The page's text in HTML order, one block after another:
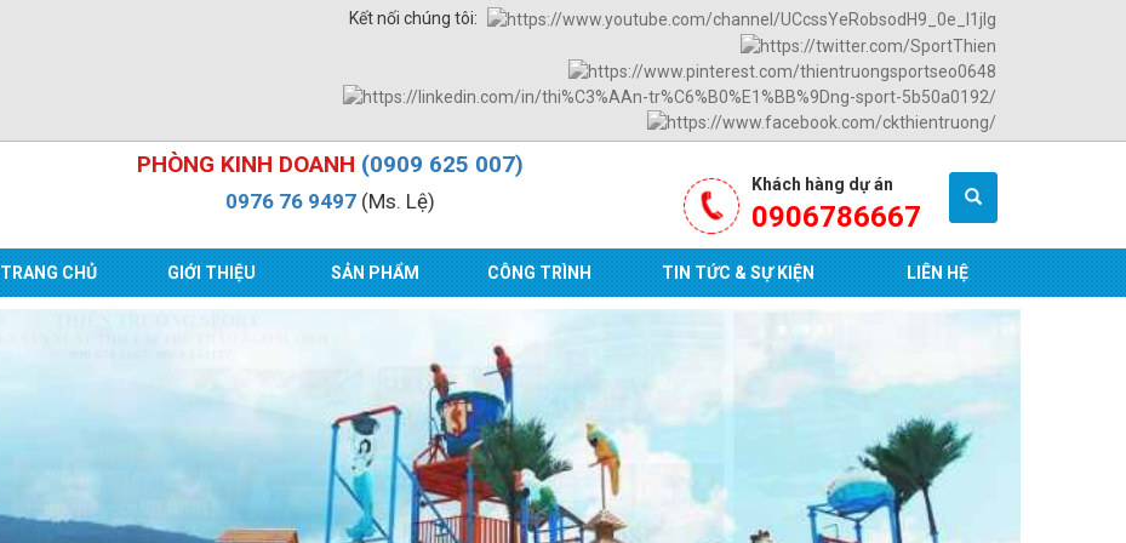
Kết nối chúng tôi:
PHÒNG KINH DOANH (0909 625 007)
0976 76 9497(Ms. Lệ)
Khách hàng dự án
0906786667
TRANG CHỦ GIỚI THIỆU SẢN PHẨM CÔNG TRÌNH TIN TỨC & SỰ KIỆN LIÊN HỆ